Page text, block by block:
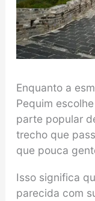
Enquanto a
Pequim
parte popular
trecho que
que pouca
Isso significa
parecida com